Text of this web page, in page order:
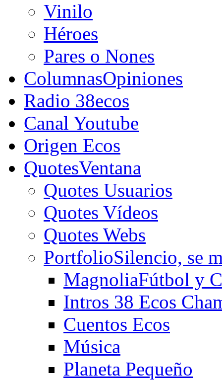
Vinilo
Héroes
Pares o Nones
ColumnasOpiniones
Radio 38ecos
Canal Youtube
Origen Ecos
QuotesVentana
Quotes Usuarios
Quotes Vídeos
Quotes Webs
PortfolioSilencio, se
MagnoliaFútbol y
Intros 38 Ecos
Cuentos Ecos
Música
Planeta Pequeño